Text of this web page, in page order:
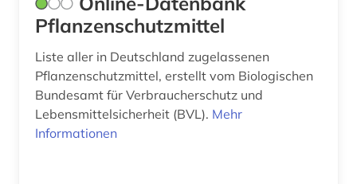
bauingenieurwesen (5)
baukosten (3)
baukosten ausschreibung leistung
bauvergabe freisportanlage außenanlage
Pflanzenschutzmittel
Liste aller in Deutschland zugelassenen
Pflanzenschutzmittel, erstellt vom Biologischen
Bundesamt für Verbraucherschutz und
Lebensmittelsicherheit (BVL). Mehr
Informationen